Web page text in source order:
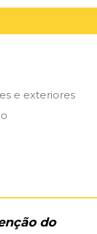
e exteriores
do